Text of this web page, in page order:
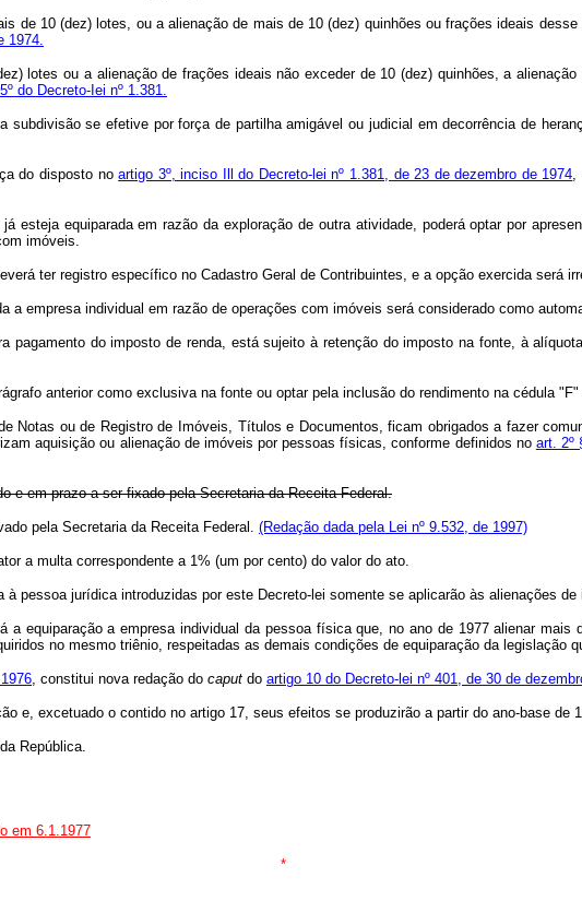
de 10 (dez) lotes, ou a alienação de mais de 10 (dez) quinhões ou frações ideais
1974.
lotes ou a alienação de frações ideais não exceder de 10 (dez) quinhões, a
do Decreto-Iei nº 1.381.
se efetive por força de partilha amigável ou judicial em decorrência de
do disposto noartigo 3º, inciso Ill do Decreto-lei nº 1.381, de 23 de dezembro de 1974
esteja equiparada em razão da exploração de outra atividade, poderá optar por
imóveis.
ter registro específico no Cadastro Geral de Contribuintes, e a opção exercida será
a empresa individual em razão de operações com imóveis será considerado como
do imposto de renda, está sujeito à retenção do imposto na fonte, à
anterior como exclusiva na fonte ou optar pela inclusão do rendimento na cédula "F"
Notas ou de Registro de Imóveis, Títulos e Documentos, ficam obrigados a fazer
aquisição ou alienação de imóveis por pessoas físicas, conforme definidos no art. 2º
e em prazo a ser fixado pela Secretaria da Receita Federal.
pela Secretaria da Receita Federal. (Redação dada pela Lei nº 9.532, de 1997)
a multa correspondente a 1% (um por cento) do valor do ato.
pessoa jurídica introduzidas por este Decreto-lei somente se aplicarão às alienações de
a empresa individual da pessoa física que, no ano de 1977 alienar mais
no mesmo triênio, respeitadas as demais condições de equiparação da legislação
, constitui nova redação do caput do artigo 10 do Decreto-lei nº 401, de 30 de
e, excetuado o contido no artigo 17, seus efeitos se produzirão a partir do ano-base de
República.
em 6.1.1977
*